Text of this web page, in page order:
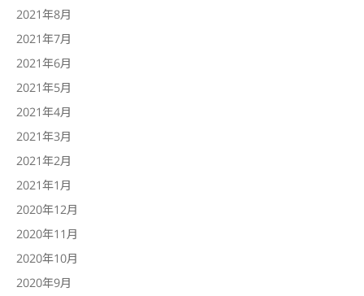
2021年8月
2021年7月
2021年6月
2021年5月
2021年4月
2021年3月
2021年2月
2021年1月
2020年12月
2020年11月
2020年10月
2020年9月